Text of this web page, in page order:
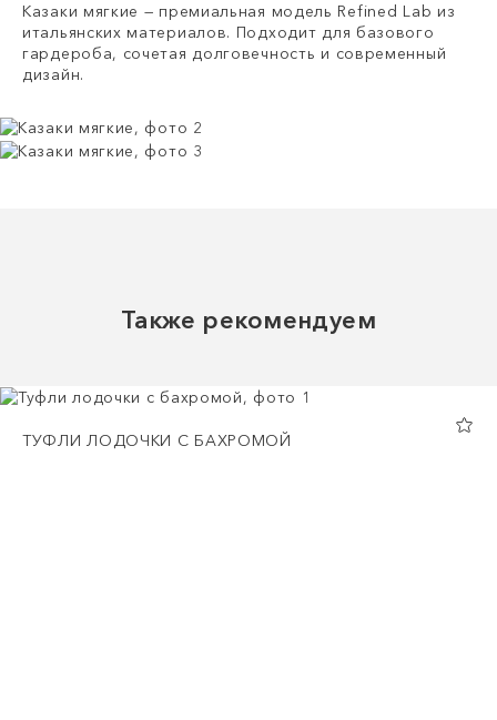
Казаки мягкие — премиальная модель Refined Lab из
итальянских материалов. Подходит для базового
гардероба, сочетая долговечность и современный
дизайн.
Также рекомендуем
ТУФЛИ ЛОДОЧКИ С БАХРОМОЙ